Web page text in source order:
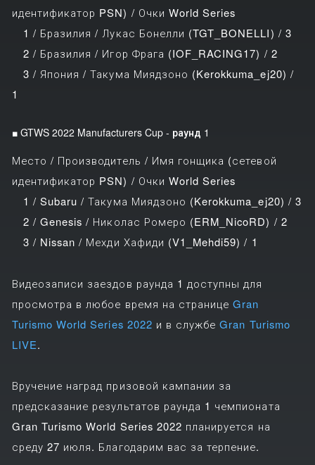
идентификатор PSN) / Очки World Series
1 / Бразилия / Лукас Бонелли (TGT_BONELLI) / 3
2 / Бразилия / Игор Фрага (IOF_RACING17) / 2
3 / Япония / Такума Миядзоно (Kerokkuma_ej20) /
1
■ GTWS 2022 Manufacturers Cup - раунд 1
Место / Производитель / Имя гонщика (сетевой
идентификатор PSN) / Очки World Series
1 / Subaru / Такума Миядзоно (Kerokkuma_ej20) / 3
2 / Genesis / Николас Ромеро (ERM_NicoRD) / 2
3 / Nissan / Мехди Хафиди (V1_Mehdi59) / 1
Видеозаписи заездов раунда 1 доступны для
просмотра в любое время на страницеGran
Turismo World Series 2022 и в службеGran Turismo
LIVE.
Вручение наград призовой кампании за
предсказание результатов раунда 1 чемпионата
Gran Turismo World Series 2022 планируется на
среду 27 июля. Благодарим вас за терпение.